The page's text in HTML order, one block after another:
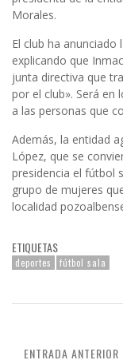
Morales.
El club ha
explicando que
junta directiva que
por el club». Será en
a las personas que
Además, la entidad
López, que se
presidencia el fútbol
grupo de mujeres
localidad
ETIQUETAS
deportes fútbol sala
ENTRADA ANTERIOR